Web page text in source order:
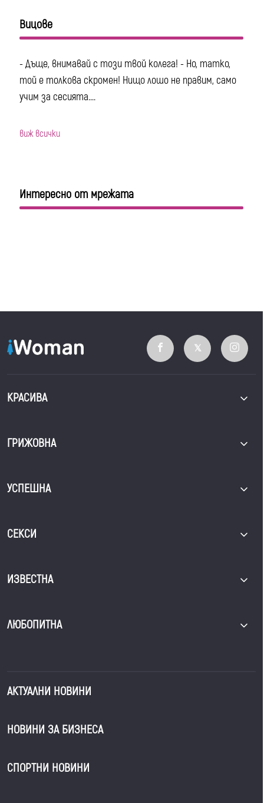
Вицове
- Дъще, внимавай с този твой колега! - Но, татко,
той е толкова скромен! Нищо лошо не правим, само
учим за сесията....
виж всички
Интересно от мрежата
КРАСИВА
ГРИЖОВНА
УСПЕШНА
СЕКСИ
ИЗВЕСТНА
ЛЮБОПИТНА
АКТУАЛНИ НОВИНИ
НОВИНИ ЗА БИЗНЕСА
СПОРТНИ НОВИНИ